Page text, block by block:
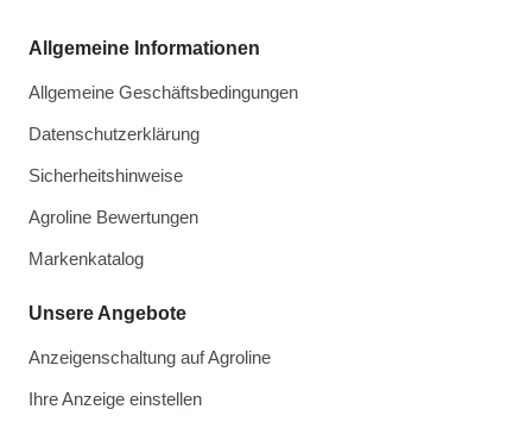
Allgemeine Informationen
Allgemeine Geschäftsbedingungen
Datenschutzerklärung
Sicherheitshinweise
Agroline Bewertungen
Markenkatalog
Unsere Angebote
Anzeigenschaltung auf Agroline
Ihre Anzeige einstellen